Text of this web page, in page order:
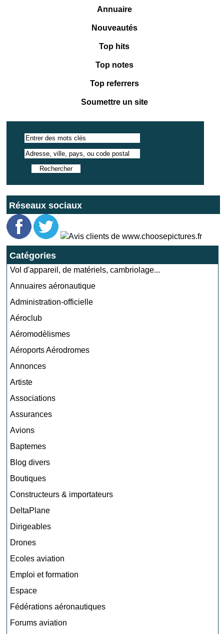
Annuaire
Nouveautés
Top hits
Top notes
Top referrers
Soumettre un site
Réseaux sociaux
Catégories
Vol d'appareil, de matériels, cambriolage...
Annuaires aéronautique
Administration-officielle
Aéroclub
Aéromodèlismes
Aéroports Aérodromes
Annonces
Artiste
Associations
Assurances
Avions
Baptemes
Blog divers
Boutiques
Constructeurs & importateurs
DeltaPlane
Dirigeables
Drones
Ecoles aviation
Emploi et formation
Espace
Fédérations aéronautiques
Forums aviation